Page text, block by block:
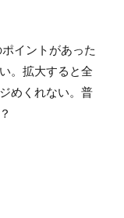
イントがあった
。拡大すると全
めくれない。普